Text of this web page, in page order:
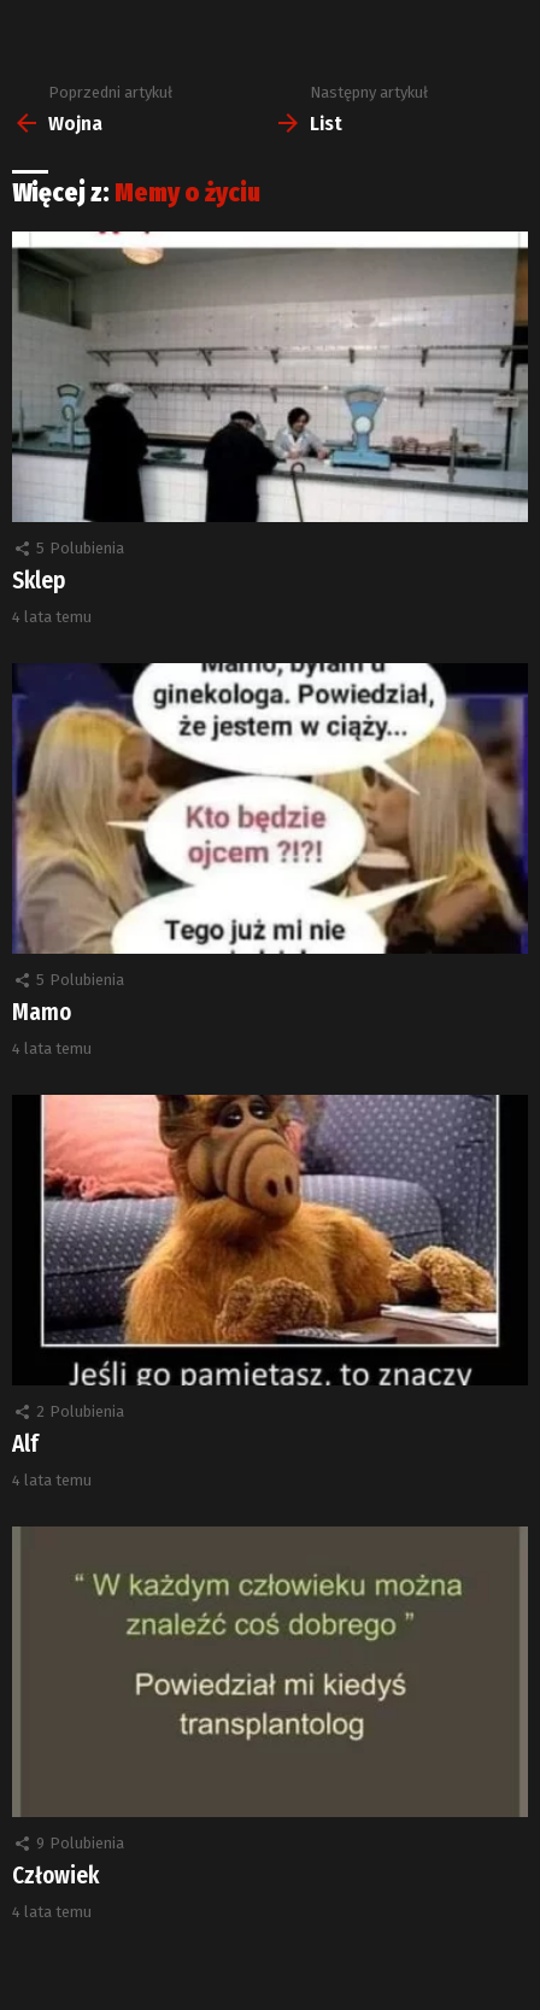
Zobacz
więcej
Poprzedni artykuł
Wojna
Następny artykuł
List
Więcej z: Memy o życiu
5 Polubienia
Sklep
4 lata temu
5 Polubienia
Mamo
4 lata temu
2 Polubienia
Alf
4 lata temu
9 Polubienia
Człowiek
4 lata temu